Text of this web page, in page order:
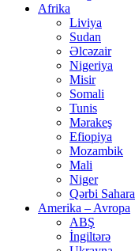
Afrika
Liviya
Sudan
Əlcəzair
Nigeriya
Misir
Somali
Tunis
Mərakeş
Efiopiya
Mozambik
Mali
Niger
Qərbi Sahara
Amerika – Avropa
ABŞ
İngiltərə